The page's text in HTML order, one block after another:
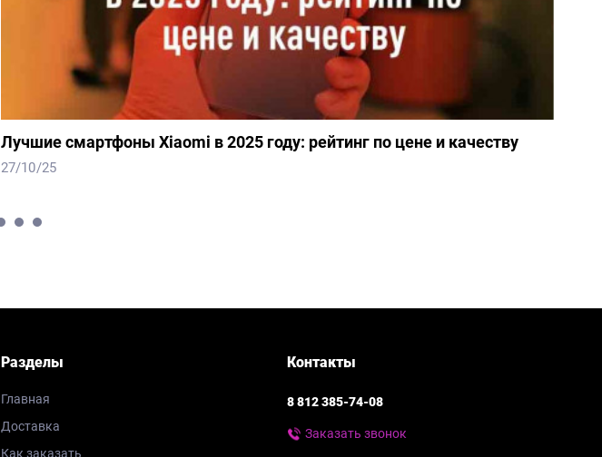
Лучшие смартфоны Xiaomi в 2025 году: рейтинг по цене и качеству
27/10/25
Разделы
Главная
Доставка
Как заказать
Контакты
8 812 385-74-08
Заказать звонок